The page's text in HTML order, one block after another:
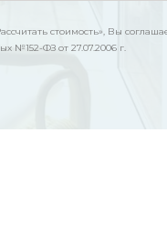
стоимость», Вы
№152-ФЗ от 27.07.2006 г.